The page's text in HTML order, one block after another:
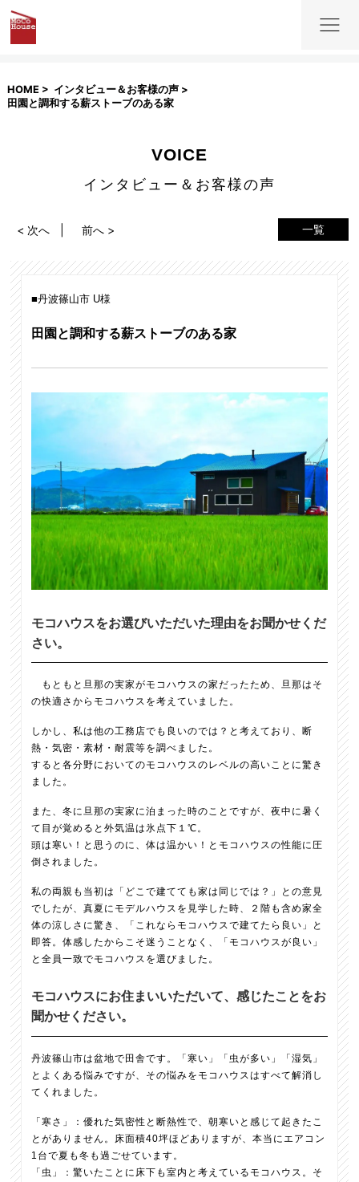
HOME
インタビュー＆お客様の声
田園と調和する薪ストーブのある家
VOICE
インタビュー＆お客様の声
一覧
< 次へ 前へ >
丹波篠山市 U様
田園と調和する薪ストーブのある家
モコハウスをお選びいただいた理由をお聞かせくだ
さい。
もともと旦那の実家がモコハウスの家だったため、旦那はそ
の快適さからモコハウスを考えていました。
しかし、私は他の工務店でも良いのでは？と考えており、断
熱・気密・素材・耐震等を調べました。
すると各分野においてのモコハウスのレベルの高いことに驚き
ました。
また、冬に旦那の実家に泊まった時のことですが、夜中に暑く
て目が覚めると外気温は氷点下１℃。
頭は寒い！と思うのに、体は温かい！とモコハウスの性能に圧
倒されました。
私の両親も当初は「どこで建てても家は同じでは？」との意見
でしたが、真夏にモデルハウスを見学した時、２階も含め家全
体の涼しさに驚き、「これならモコハウスで建てたら良い」と
即答。体感したからこそ迷うことなく、「モコハウスが良い」
と全員一致でモコハウスを選びました。
モコハウスにお住まいいただいて、感じたことをお
聞かせください。
丹波篠山市は盆地で田舎です。「寒い」「虫が多い」「湿気」
とよくある悩みですが、その悩みをモコハウスはすべて解消し
てくれました。
「寒さ」：優れた気密性と断熱性で、朝寒いと感じて起きたこ
とがありません。床面積40坪ほどありますが、本当にエアコン
1台で夏も冬も過ごせています。
「虫」：驚いたことに床下も室内と考えているモコハウス。そ